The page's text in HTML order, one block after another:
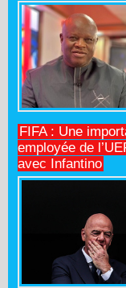
FIFA : Une
employée de
avec Infantino